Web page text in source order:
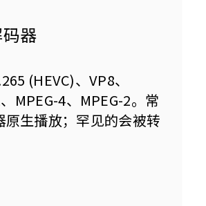
器
(HEVC)、VP8、
MPEG-4、MPEG-2。常
原生播放；罕见的会被转